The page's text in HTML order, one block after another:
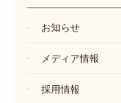
お知らせ
メディア情報
採用情報